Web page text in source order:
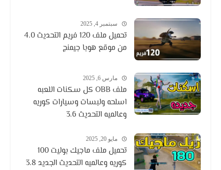
سبتمبر 4, 2025
تحميل ملف 120 فريم التحديث 4.0
من موقع هوبا جيمنج
مارس 6, 2025
ملف OBB كل سكنات اللعبه
اسلحه ولبسات وسيارات كوريه
وعالميه التحديث 3.6
مايو 20, 2025
تحميل ملف ماجيك بوليت 100
كوريه وعالميه التحديث الجديد 3.8